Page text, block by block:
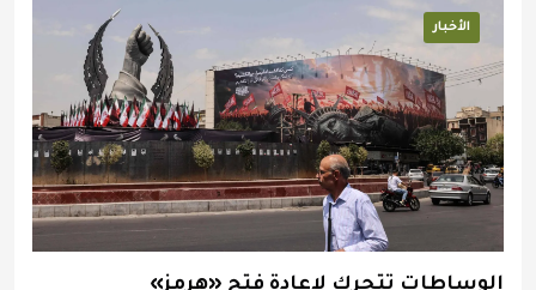
الأخبار
الوساطات تتحرك لإعادة فتح «هرمز»